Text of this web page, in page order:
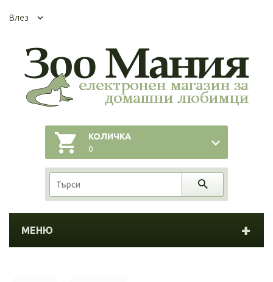
Влез
КОЛИЧКА
0
МЕНЮ